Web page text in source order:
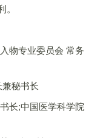
。
物专业委员会 常务
秘书长
长;中国医学科学院